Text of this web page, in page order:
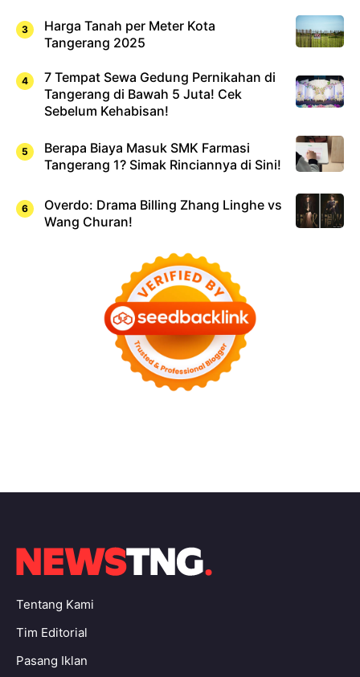
Harga Tanah per Meter Kota
Tangerang 2025
7 Tempat Sewa Gedung Pernikahan di
Tangerang di Bawah 5 Juta! Cek
Sebelum Kehabisan!
Berapa Biaya Masuk SMK Farmasi
Tangerang 1? Simak Rinciannya di Sini!
Overdo: Drama Billing Zhang Linghe vs
Wang Churan!
Tentang Kami
Tim Editorial
Pasang Iklan